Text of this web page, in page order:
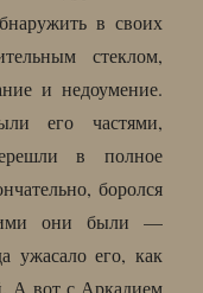
в своих
стеклом,
и недоумение.
его частями,
в полное
боролся
они были —
ужасало его, как
А вот с Аркадием